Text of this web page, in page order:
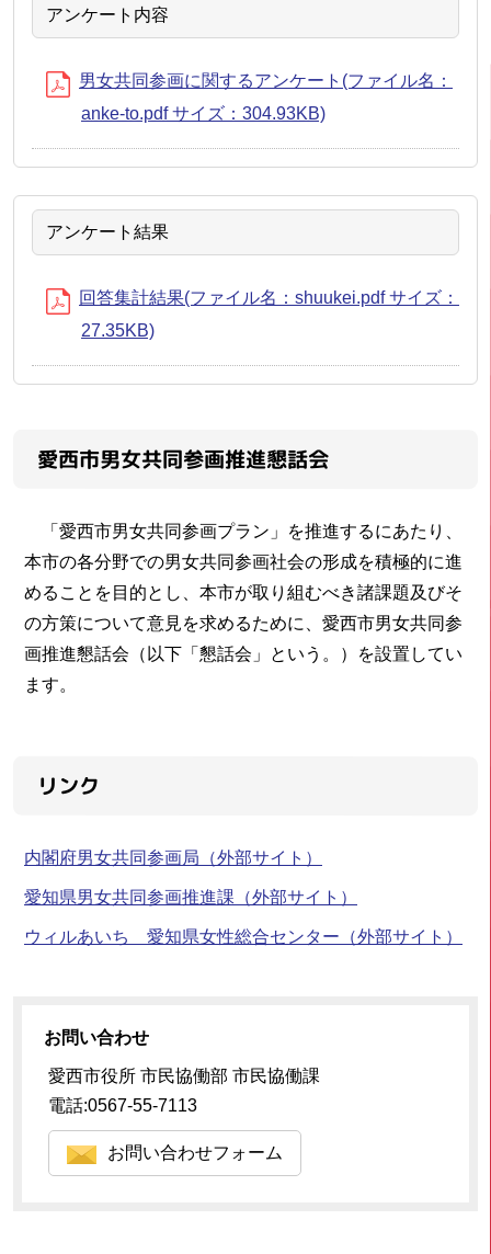
アンケート内容
男女共同参画に関するアンケート(ファイル名：
anke-to.pdf サイズ：304.93KB)
アンケート結果
回答集計結果(ファイル名：shuukei.pdf サイズ：
27.35KB)
愛西市男女共同参画推進懇話会
「愛西市男女共同参画プラン」を推進するにあたり、
本市の各分野での男女共同参画社会の形成を積極的に進
めることを目的とし、本市が取り組むべき諸課題及びそ
の方策について意見を求めるために、愛西市男女共同参
画推進懇話会（以下「懇話会」という。）を設置してい
ます。
リンク
内閣府男女共同参画局（外部サイト）
愛知県男女共同参画推進課（外部サイト）
ウィルあいち 愛知県女性総合センター（外部サイト）
お問い合わせ
愛西市役所 市民協働部 市民協働課
電話:0567-55-7113
お問い合わせフォーム